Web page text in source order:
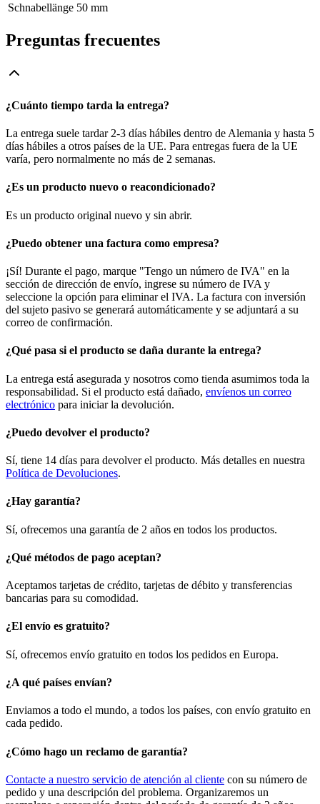
Schnabellänge 50 mm
Preguntas frecuentes
¿Cuánto tiempo tarda la entrega?
La entrega suele tardar 2-3 días hábiles dentro de Alemania y hasta 5
días hábiles a otros países de la UE. Para entregas fuera de la UE
varía, pero normalmente no más de 2 semanas.
¿Es un producto nuevo o reacondicionado?
Es un producto original nuevo y sin abrir.
¿Puedo obtener una factura como empresa?
¡Sí! Durante el pago, marque "Tengo un número de IVA" en la
sección de dirección de envío, ingrese su número de IVA y
seleccione la opción para eliminar el IVA. La factura con inversión
del sujeto pasivo se generará automáticamente y se adjuntará a su
correo de confirmación.
¿Qué pasa si el producto se daña durante la entrega?
La entrega está asegurada y nosotros como tienda asumimos toda la
responsabilidad. Si el producto está dañado, envíenos un correo
electrónico para iniciar la devolución.
¿Puedo devolver el producto?
Sí, tiene 14 días para devolver el producto. Más detalles en nuestra
Política de Devoluciones.
¿Hay garantía?
Sí, ofrecemos una garantía de 2 años en todos los productos.
¿Qué métodos de pago aceptan?
Aceptamos tarjetas de crédito, tarjetas de débito y transferencias
bancarias para su comodidad.
¿El envío es gratuito?
Sí, ofrecemos envío gratuito en todos los pedidos en Europa.
¿A qué países envían?
Enviamos a todo el mundo, a todos los países, con envío gratuito en
cada pedido.
¿Cómo hago un reclamo de garantía?
Contacte a nuestro servicio de atención al cliente con su número de
pedido y una descripción del problema. Organizaremos un